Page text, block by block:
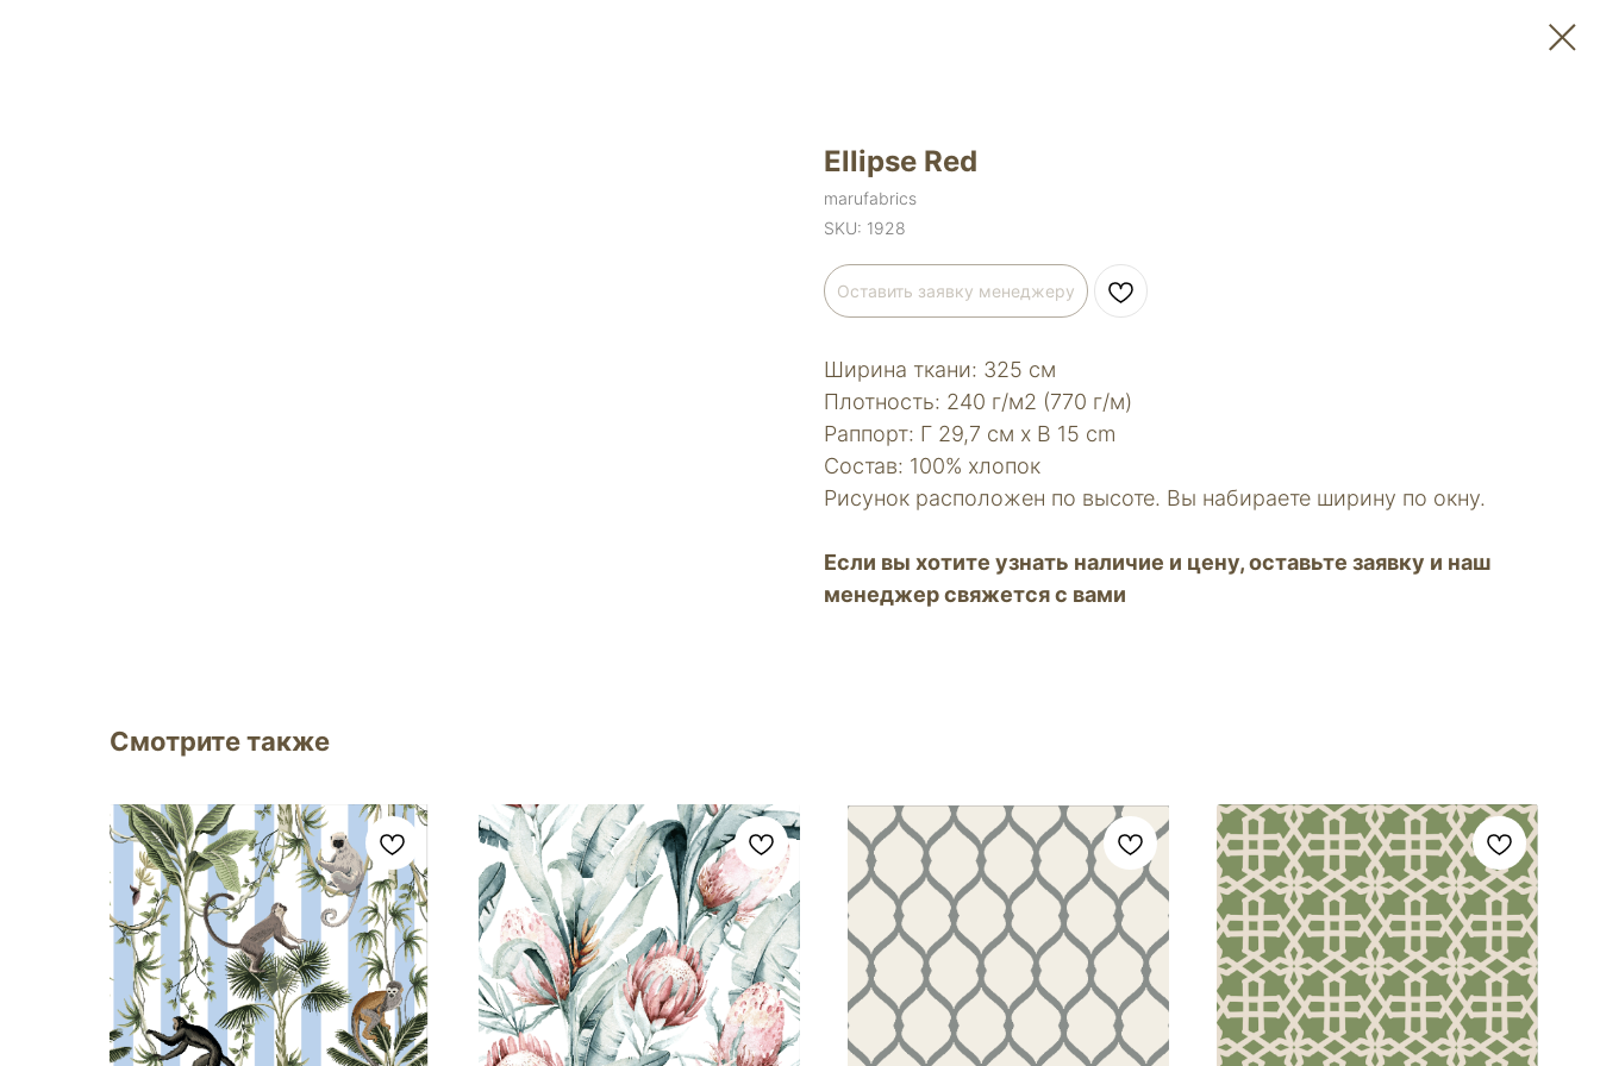
Ellipse Red
marufabrics
SKU: 1928
Оставить заявку менеджеру
Ширина ткани: 325 см
Плотность: 240 г/м2 (770 г/м)
Раппорт: Г 29,7 см х В 15 сm
Состав: 100% хлопок
Рисунок расположен по высоте. Вы набираете ширину по окну.
Если вы хотите узнать наличие и цену, оставьте заявку и наш
менеджер свяжется с вами
Смотрите также